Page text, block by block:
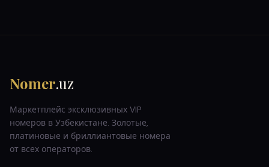
Nomer.uz
Маркетплейс эксклюзивных VIP
номеров в Узбекистане. Золотые,
платиновые и бриллиантовые номера
от всех операторов.